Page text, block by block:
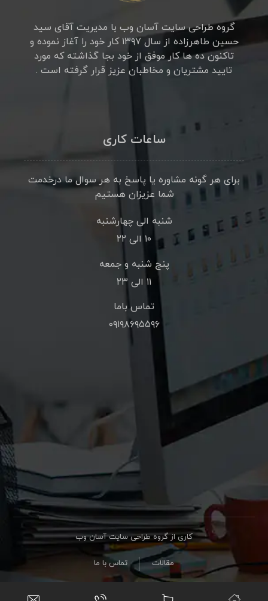
گروه طراحی سایت آسان وب با مدیریت آقای سید
حسین طاهرزاده از سال ۱۳۹۷ کار خود را آغاز نموده و
تاکنون ده ها کار موفق از خود بجا گذاشته که مورد
تایید مشتریان و مخاطبان عزیز قرار گرفته است .
ساعات کاری
برای هر گونه مشاوره یا پاسخ به هر سوال ما درخدمت
شما عزیزان هستیم
شنبه الی چهارشنبه
۱۰ الی ۲۲
پنج شنبه و جمعه
۱۱ الی ۲۳
تماس باما
۰۹۱۹۸۶۹۵۵۹۶
کاری از گروه طراحی سایت آسان وب
تماس با ما مقالات